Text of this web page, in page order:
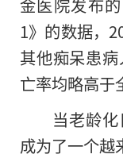
1》的数据，
其他痴呆患
亡率均略高于
当老龄
成为了一个越